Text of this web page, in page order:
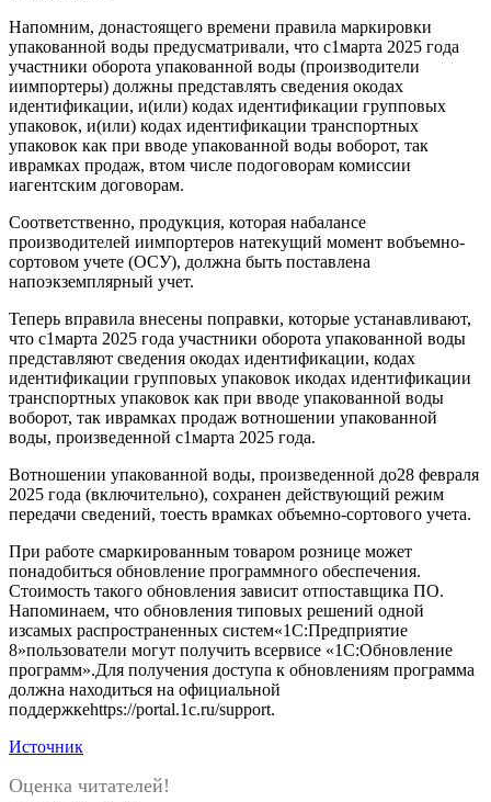
Напомним, донастоящего времени правила маркировки
упакованной воды предусматривали, что с1марта 2025 года
участники оборота упакованной воды (производители
иимпортеры) должны представлять сведения окодах
идентификации, и(или) кодах идентификации групповых
упаковок, и(или) кодах идентификации транспортных
упаковок как при вводе упакованной воды воборот, так
иврамках продаж, втом числе подоговорам комиссии
иагентским договорам.
Соответственно, продукция, которая набалансе
производителей иимпортеров натекущий момент вобъемно-
сортовом учете (ОСУ), должна быть поставлена
напоэкземплярный учет.
Теперь вправила внесены поправки, которые устанавливают,
что с1марта 2025 года участники оборота упакованной воды
представляют сведения окодах идентификации, кодах
идентификации групповых упаковок икодах идентификации
транспортных упаковок как при вводе упакованной воды
воборот, так иврамках продаж вотношении упакованной
воды, произведенной ‎с1марта 2025 года.
Вотношении упакованной воды, произведенной до28 февраля
2025 года (включительно), сохранен действующий режим
передачи сведений, тоесть ‎врамках объемно-сортового учета.
При работе смаркированным товаром рознице может
понадобиться обновление программного обеспечения.
Стоимость такого обновления зависит отпоставщика ПО.
Напоминаем, что обновления типовых решений одной
изсамых распространенных систем«1С:Предприятие
8»пользователи могут получить всервисе «1С:Обновление
программ».Для получения доступа к обновлениям программа
должна находиться на официальной
поддержкеhttps://portal.1c.ru/support.
Источник
Оценка читателей!